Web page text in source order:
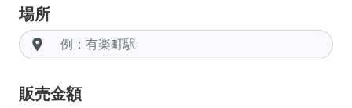
場所
room
販売金額